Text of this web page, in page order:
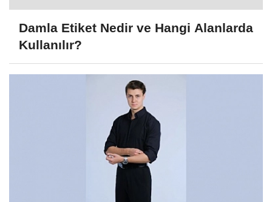
Damla Etiket Nedir ve Hangi Alanlarda
Kullanılır?